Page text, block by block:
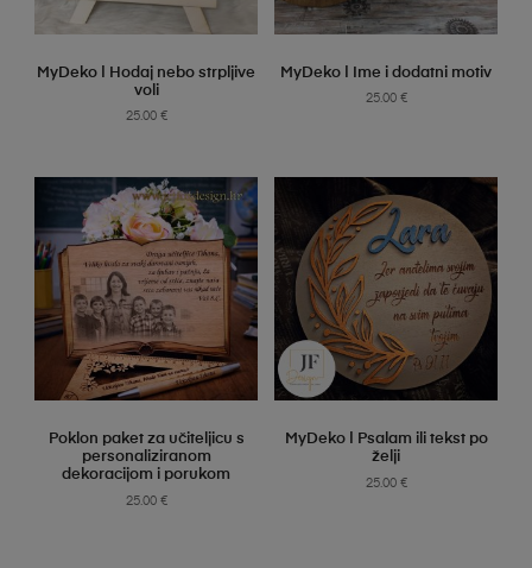
SELECT OPTIONS
MyDeko | Hodaj nebo strpljive
voli
25.00 €
SELECT OPTIONS
MyDeko | Ime i dodatni motiv
25.00 €
SELECT OPTIONS
Poklon paket za učiteljicu s
personaliziranom
dekoracijom i porukom
25.00 €
SELECT OPTIONS
MyDeko | Psalam ili tekst po
želji
25.00 €